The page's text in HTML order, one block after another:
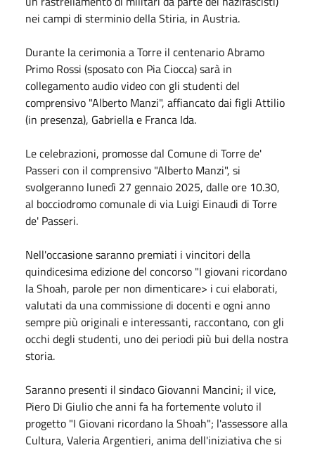
nei campi di sterminio della Stiria, in Austria.
Durante la cerimonia a Torre il centenario Abramo
Primo Rossi (sposato con Pia Ciocca) sarà in
collegamento audio video con gli studenti del
comprensivo "Alberto Manzi", affiancato dai figli Attilio
(in presenza), Gabriella e Franca Ida.
Le celebrazioni, promosse dal Comune di Torre de'
Passeri con il comprensivo "Alberto Manzi", si
svolgeranno lunedì 27 gennaio 2025, dalle ore 10.30,
al bocciodromo comunale di via Luigi Einaudi di Torre
de' Passeri.
Nell'occasione saranno premiati i vincitori della
quindicesima edizione del concorso "I giovani ricordano
la Shoah, parole per non dimenticare> i cui elaborati,
valutati da una commissione di docenti e ogni anno
sempre più originali e interessanti, raccontano, con gli
occhi degli studenti, uno dei periodi più bui della nostra
storia.
Saranno presenti il sindaco Giovanni Mancini; il vice,
Piero Di Giulio che anni fa ha fortemente voluto il
progetto "I Giovani ricordano la Shoah"; l'assessore alla
Cultura, Valeria Argentieri, anima dell'iniziativa che si